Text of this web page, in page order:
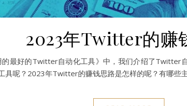
2023年Twitter的赚
最好的Twitter自动化工具》中，我们介绍了Twitter
具呢？2023年Twitter的赚钱思路是怎样的呢？有哪些